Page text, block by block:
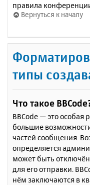
правила
Вернуться к началу
типы
Что такое
BBCode — это особая
большие
частей сообщения.
определяется
может быть
для его отправки.
нём заключаются в